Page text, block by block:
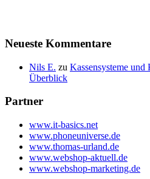
Neueste Kommentare
Nils E. zu Kassensysteme und
Überblick
Partner
www.it-basics.net
www.phoneuniverse.de
www.thomas-urland.de
www.webshop-aktuell.de
www.webshop-marketing.de